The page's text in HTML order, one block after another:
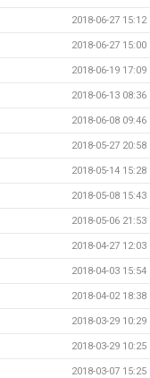
2018-06-27 15:12
2018-06-27 15:00
2018-06-19 17:09
2018-06-13 08:36
2018-06-08 09:46
2018-05-27 20:58
2018-05-14 15:28
2018-05-08 15:43
2018-05-06 21:53
2018-04-27 12:03
2018-04-03 15:54
2018-04-02 18:38
2018-03-29 10:29
2018-03-29 10:25
2018-03-07 15:25